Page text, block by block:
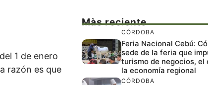
1 de enero
razón es que
Màs reciente
CÓRDOBA
Feria Nacional Cebú:
sede de la feria que
turismo de negocios, el
la economía regional
CÓRDOBA